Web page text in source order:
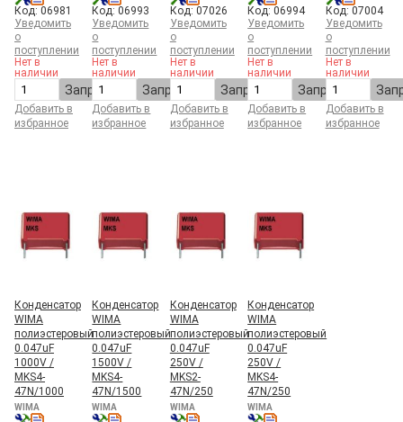
Код: 06981
Уведомить
о
поступлении
Нет в
наличии
Запросить
Добавить в
избранное
Код: 06993
Уведомить
о
поступлении
Нет в
наличии
Запросить
Добавить в
избранное
Код: 07026
Уведомить
о
поступлении
Нет в
наличии
Запросить
Добавить в
избранное
Код: 06994
Уведомить
о
поступлении
Нет в
наличии
Запросить
Добавить в
избранное
Код: 07004
Уведомить
о
поступлении
Нет в
наличии
Добавить в
избранное
Конденсатор
WIMA
полиэстеровый
0.047uF
1000V /
MKS4-
47N/1000
WIMA
Конденсатор
WIMA
полиэстеровый
0.047uF
1500V /
MKS4-
47N/1500
WIMA
Конденсатор
WIMA
полиэстеровый
0.047uF
250V /
MKS2-
47N/250
WIMA
Конденсатор
WIMA
полиэстеровый
0.047uF
250V /
MKS4-
47N/250
WIMA